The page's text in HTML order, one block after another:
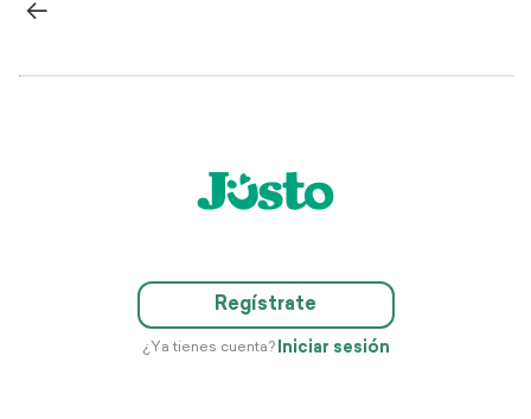
Regístrate
¿Ya tienes cuenta? Iniciar sesión